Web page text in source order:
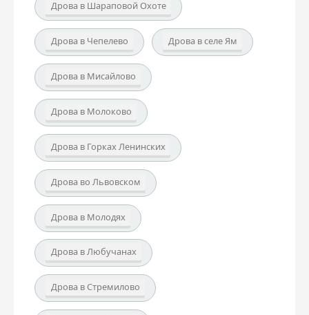
Дрова в Шараповой Охоте
Дрова в Чепелево Дрова в селе Ям
Дрова в Мисайлово
Дрова в Молоково
Дрова в Горках Ленинских
Дрова во Львовском
Дрова в Молодях
Дрова в Любучанах
Дрова в Стремилово